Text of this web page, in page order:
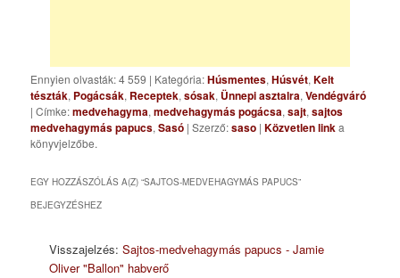
Ennyien olvasták: 4 559 | Kategória:Húsmentes,Húsvét,Kelt
tészták, Pogácsák, Receptek,sósak, Ünnepi asztalra,Vendégváró
| Címke:medvehagyma,medvehagymás pogácsa,sajt,sajtos
medvehagymás papucs,Sasó | Szerző:saso |Közvetlen linka
könyvjelzőbe.
EGY HOZZÁSZÓLÁS A(Z) “SAJTOS-MEDVEHAGYMÁS PAPUCS”
BEJEGYZÉSHEZ
Visszajelzés:Sajtos-medvehagymás papucs - Jamie
Oliver "Ballon" habverő